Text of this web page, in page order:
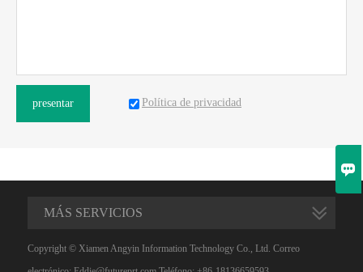
presentar Política de privacidad
MÁS SERVICIOS
Copyright © Xiamen Angyin Information Technology Co., Ltd. Correo
